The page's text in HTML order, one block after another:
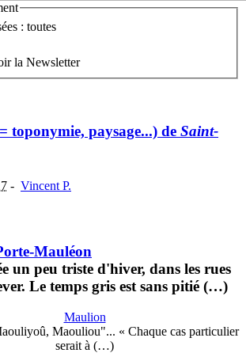
: toutes
la Newsletter
toponymie, paysage...) de Saint-
- Vincent P.
Mauléon
un peu triste d'hiver, dans les rues
Le temps gris est sans pitié (…)
Maulion
Maouliou"... « Chaque cas particulier
serait à (…)